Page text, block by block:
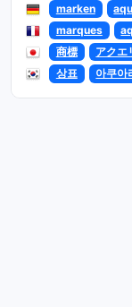
marken
marques
商標
アクエ
상표
아쿠아